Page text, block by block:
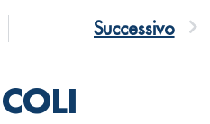
Successivo